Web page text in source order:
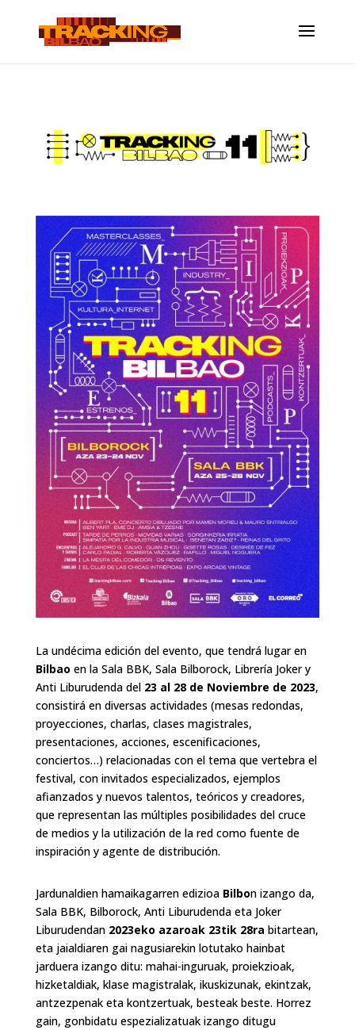
La undécima edición del evento, que tendrá lugar en
Bilbao en la Sala BBK, Sala Bilborock, Librería Joker y
Anti Liburudenda del23 al 28 de Noviembre de 2023,
consistirá en diversas actividades (mesas redondas,
proyecciones, charlas, clases magistrales,
presentaciones, acciones, escenificaciones,
conciertos…) relacionadas con el tema que vertebra el
festival, con invitados especializados, ejemplos
afianzados y nuevos talentos, teóricos y creadores,
que representan las múltiples posibilidades del cruce
de medios y la utilización de la red como fuente de
inspiración y agente de distribución.
Jardunaldien hamaikagarren edizioa Bilbon izango da,
Sala BBK, Bilborock, Anti Liburudenda eta Joker
Liburudendan 2023eko azaroak 23tik 28ra bitartean,
eta jaialdiaren gai nagusiarekin lotutako hainbat
jarduera izango ditu: mahai-inguruak, proiekzioak,
hizketaldiak, klase magistralak, ikuskizunak, ekintzak,
antzezpenak eta kontzertuak, besteak beste. Horrez
gain, gonbidatu espezializatuak izango ditugu